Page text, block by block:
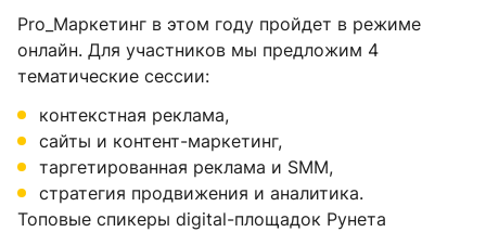
Pro_Маркетинг в этом году пройдет в режиме
онлайн. Для участников мы предложим 4
тематические сессии:
контекстная реклама,
сайты и контент-маркетинг,
таргетированная реклама и SMM,
стратегия продвижения и аналитика.
Топовые спикеры digital-площадок Рунета